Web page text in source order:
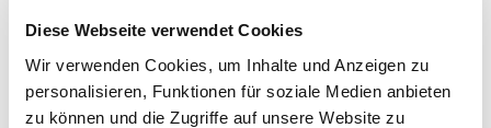
Diese Webseite verwendet Cookies
Wir verwenden Cookies, um Inhalte und Anzeigen zu
personalisieren, Funktionen für soziale Medien anbieten
zu können und die Zugriffe auf unsere Website zu
Website sowie die technische Infrastruktur und
das WLAN im VIP Bereich der Halle.
So ist über die Jahre eine Partnerschaft